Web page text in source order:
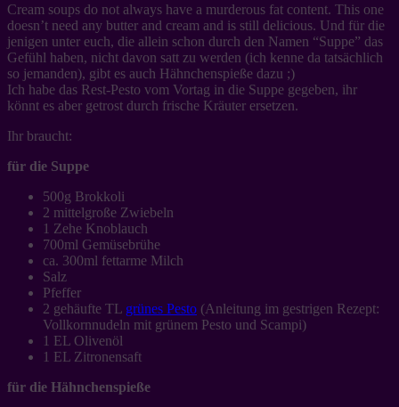
Cream soups do not always have a murderous fat content. This one
doesn’t need any butter and cream and is still delicious. Und für die
jenigen unter euch, die allein schon durch den Namen “Suppe” das
Gefühl haben, nicht davon satt zu werden (ich kenne da tatsächlich
so jemanden), gibt es auch Hähnchenspieße dazu ;)
Ich habe das Rest-Pesto vom Vortag in die Suppe gegeben, ihr
könnt es aber getrost durch frische Kräuter ersetzen.
Ihr braucht:
für die Suppe
500g Brokkoli
2 mittelgroße Zwiebeln
1 Zehe Knoblauch
700ml Gemüsebrühe
ca. 300ml fettarme Milch
Salz
Pfeffer
2 gehäufte TL grünes Pesto (Anleitung im gestrigen Rezept:
Vollkornnudeln mit grünem Pesto und Scampi)
1 EL Olivenöl
1 EL Zitronensaft
für die Hähnchenspieße